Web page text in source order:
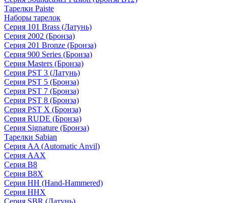
Тарелки Paiste
Наборы тарелок
Серия 101 Brass (Латунь)
Серия 2002 (Бронза)
Серия 201 Bronze (Бронза)
Серия 900 Series (Бронза)
Серия Masters (Бронза)
Серия PST 3 (Латунь)
Серия PST 5 (Бронза)
Серия PST 7 (Бронза)
Серия PST 8 (Бронза)
Серия PST X (Бронза)
Серия RUDE (Бронза)
Серия Signature (Бронза)
Тарелки Sabian
Серия AA (Automatic Anvil)
Серия AAX
Серия B8
Серия B8X
Серия HH (Hand-Hammered)
Серия HHX
Серия SBR (Латунь)